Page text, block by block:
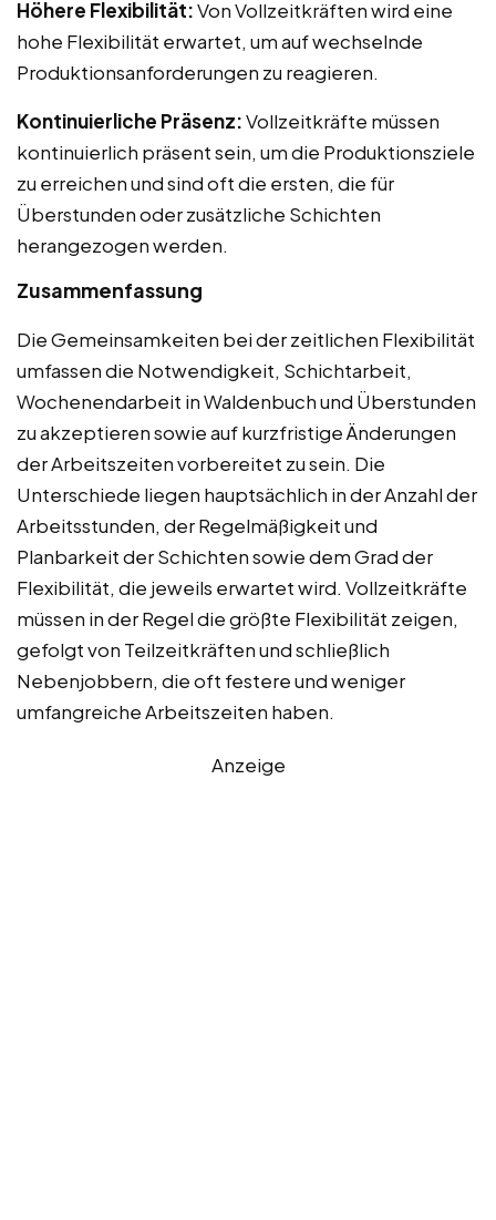
Höhere Flexibilität:Von Vollzeitkräften wird eine
hohe Flexibilität erwartet, um auf wechselnde
Produktionsanforderungen zu reagieren.
Kontinuierliche Präsenz:Vollzeitkräfte müssen
kontinuierlich präsent sein, um die Produktionsziele
zu erreichen und sind oft die ersten, die für
Überstunden oder zusätzliche Schichten
herangezogen werden.
Zusammenfassung
Die Gemeinsamkeiten bei der zeitlichen Flexibilität
umfassen die Notwendigkeit, Schichtarbeit,
Wochenendarbeit in Waldenbuch und Überstunden
zu akzeptieren sowie auf kurzfristige Änderungen
der Arbeitszeiten vorbereitet zu sein. Die
Unterschiede liegen hauptsächlich in der Anzahl der
Arbeitsstunden, der Regelmäßigkeit und
Planbarkeit der Schichten sowie dem Grad der
Flexibilität, die jeweils erwartet wird. Vollzeitkräfte
müssen in der Regel die größte Flexibilität zeigen,
gefolgt von Teilzeitkräften und schließlich
Nebenjobbern, die oft festere und weniger
umfangreiche Arbeitszeiten haben.
Anzeige